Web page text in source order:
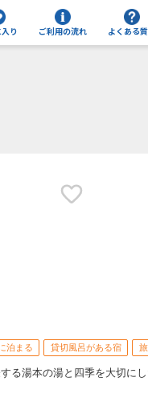
り ご利用の流れ よくある
泊まる 貸切風呂がある宿
る湯本の湯と四季を大切に